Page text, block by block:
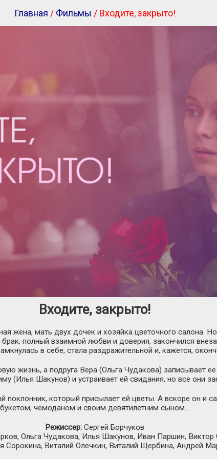
Главная / Фильмы / Входите, закрыто!
Входите, закрыто!
жена, мать двух дочек и хозяйка цветочного салона.
полный взаимной любви и доверия, закончился
в себе, стала раздражительной и, кажется,
жизнь, а подруга Вера (Ольга Чудакова) записывает
(Илья Шакунов) и устраивает ей свидания, но все они
поклонник, который присылает ей цветы. А вскоре он и
букетом, чемоданом и своим девятилетним сыном…
Режиссер: Сергей Борчуков
Ольга Чудакова, Илья Шакунов, Иван Паршин, Виктор
Сорокина, Виталий Олечкин, Виталий Щербина, Андрей